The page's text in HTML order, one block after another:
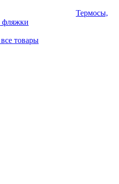
Термосы,
фляжки
товары